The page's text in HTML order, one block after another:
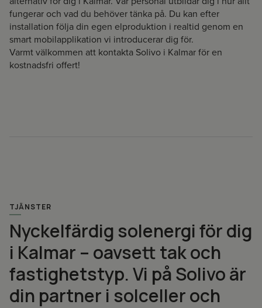
fungerar och vad du behöver tänka på. Du kan efter
installation följa din egen elproduktion i realtid genom en
smart mobilapplikation vi introducerar dig för.
Varmt välkommen att kontakta Solivo i Kalmar för en
kostnadsfri offert!
TJÄNSTER
Nyckelfärdig solenergi för dig
i Kalmar – oavsett tak och
fastighetstyp. Vi på Solivo är
din partner i solceller och